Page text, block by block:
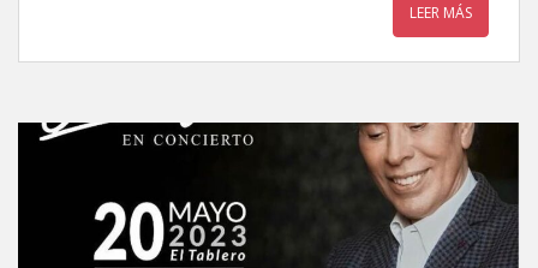
LEER MÁS